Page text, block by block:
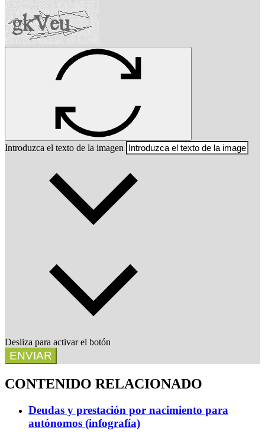
Introduzca el texto de la imagen
Desliza para activar el botón
ENVIAR
CONTENIDO RELACIONADO
Deudas y prestación por nacimiento para
autónomos (infografía)